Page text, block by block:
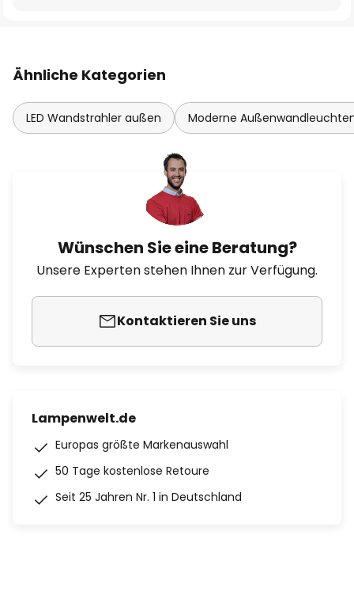
Ähnliche Kategorien
LED Wandstrahler außen Moderne
Wünschen Sie eine Beratung?
Unsere Experten stehen Ihnen zur Verfügung.
Kontaktieren Sie uns
Lampenwelt.de
Europas größte Markenauswahl
50 Tage kostenlose Retoure
Seit 25 Jahren Nr. 1 in Deutschland